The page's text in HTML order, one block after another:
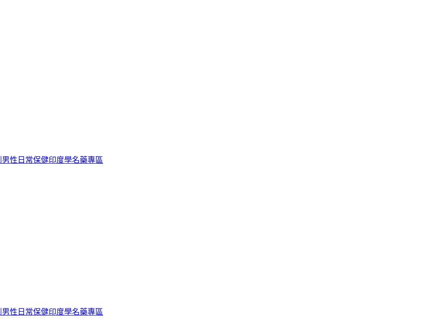
男性日常保健印度學名藥專區
男性日常保健印度學名藥專區